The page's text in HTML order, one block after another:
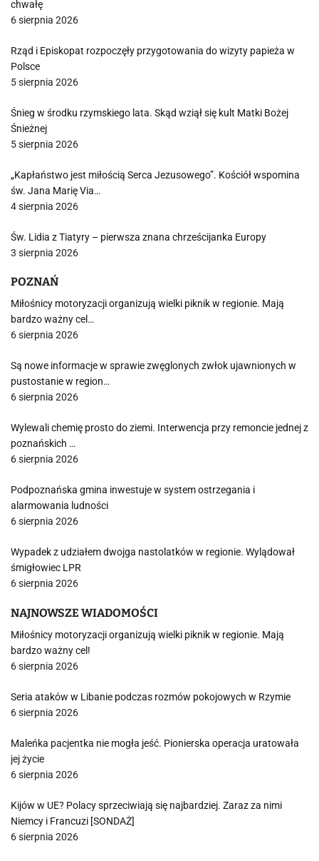
chwałę
6 sierpnia 2026
Rząd i Episkopat rozpoczęły przygotowania do wizyty papieża w
Polsce
5 sierpnia 2026
Śnieg w środku rzymskiego lata. Skąd wziął się kult Matki Bożej
Śnieżnej
5 sierpnia 2026
„Kapłaństwo jest miłością Serca Jezusowego”. Kościół wspomina
św. Jana Marię Via…
4 sierpnia 2026
Św. Lidia z Tiatyry – pierwsza znana chrześcijanka Europy
3 sierpnia 2026
POZNAŃ
Miłośnicy motoryzacji organizują wielki piknik w regionie. Mają
bardzo ważny cel…
6 sierpnia 2026
Są nowe informacje w sprawie zwęglonych zwłok ujawnionych w
pustostanie w region…
6 sierpnia 2026
Wylewali chemię prosto do ziemi. Interwencja przy remoncie jednej z
poznańskich …
6 sierpnia 2026
Podpoznańska gmina inwestuje w system ostrzegania i
alarmowania ludności
6 sierpnia 2026
Wypadek z udziałem dwojga nastolatków w regionie. Wylądował
śmigłowiec LPR
6 sierpnia 2026
NAJNOWSZE WIADOMOŚCI
Miłośnicy motoryzacji organizują wielki piknik w regionie. Mają
bardzo ważny cel!
6 sierpnia 2026
Seria ataków w Libanie podczas rozmów pokojowych w Rzymie
6 sierpnia 2026
Maleńka pacjentka nie mogła jeść. Pionierska operacja uratowała
jej życie
6 sierpnia 2026
Kijów w UE? Polacy sprzeciwiają się najbardziej. Zaraz za nimi
Niemcy i Francuzi [SONDAŻ]
6 sierpnia 2026